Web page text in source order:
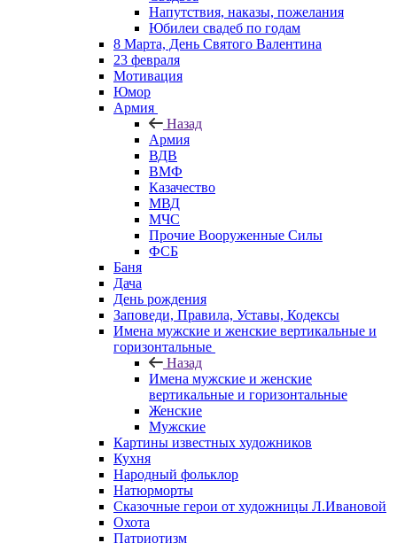
Напутствия, наказы, пожелания
Юбилеи свадеб по годам
8 Марта, День Святого Валентина
23 февраля
Мотивация
Юмор
Армия
Назад
Армия
ВДВ
ВМФ
Казачество
МВД
МЧС
Прочие Вооруженные Силы
ФСБ
Баня
Дача
День рождения
Заповеди, Правила, Уставы, Кодексы
Имена мужские и женские вертикальные и
горизонтальные
Назад
Имена мужские и женские
вертикальные и горизонтальные
Женские
Мужские
Картины известных художников
Кухня
Народный фольклор
Натюрморты
Сказочные герои от художницы Л.Ивановой
Охота
Патриотизм